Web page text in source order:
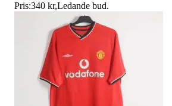
Pris:340 kr,Ledande bud.